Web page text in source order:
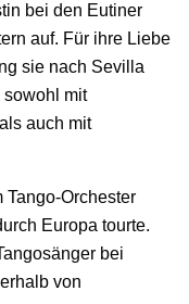
bei den Eutiner
auf. Für ihre Liebe
sie nach Sevilla
sowohl mit
auch mit
Tango-Orchester
Europa tourte.
bei
von